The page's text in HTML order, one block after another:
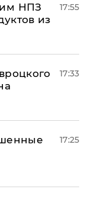
НПЗ
из
17:55
17:33
17:25